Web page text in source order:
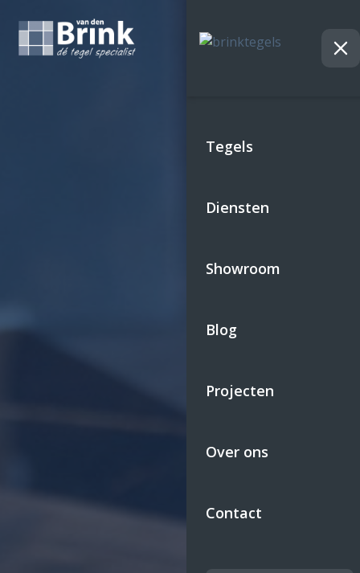
content
Tegels
Diensten
Showroom
Blog
Projecten
Over ons
Contact